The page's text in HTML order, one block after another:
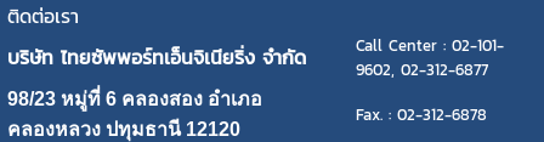
ติดต่อเรา
บริษัท ไทยซัพพอร์ทเอ็นจิเนียริ่ง จำกัด
Call Center : 02-101-
9602, 02-312-6877
98/23 หมู่ที่ 6 คลองสอง อำเภอ
คลองหลวง ปทุมธานี 12120
Fax. : 02-312-6878